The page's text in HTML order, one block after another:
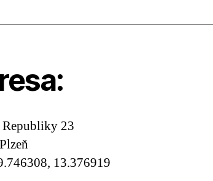
Republiky 23
13.376919